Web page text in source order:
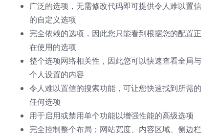
广泛的选项，无需修改代码即可提供令人难以置信
的自定义选项
完全依赖的选项，因此您只能看到根据您的配置正
在使用的选项
整个选项网络相关性，因此您可以快速查看全局与
个人设置的内容
令人难以置信的搜索功能，可让您快速找到所需的
任何选项
用于启用或禁用单个功能以增强性能的高级选项
完全控制整个布局；网站宽度、内容区域、侧边栏